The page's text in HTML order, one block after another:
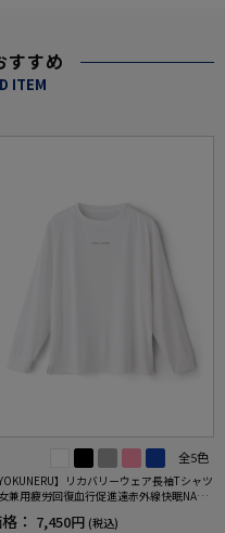
すすめ
ITEM
全5色
YOKUNERU】リカバリーウェア長袖Tシャツ
兼用疲労回復血行促進遠赤外線快眠NANO
【一般医療機器】SS～LLサイズ
： 7,450円 (税込)